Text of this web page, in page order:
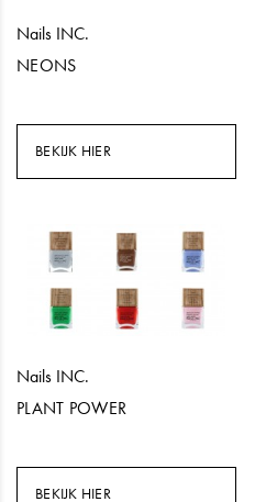
Nails INC.
NEONS
BEKIJK HIER
Nails INC.
PLANT POWER
BEKIJK HIER